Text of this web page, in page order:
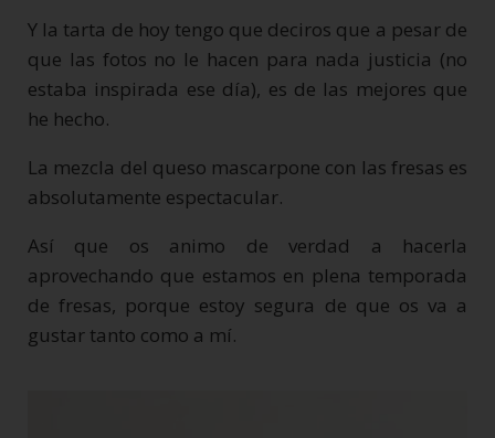
Y la tarta de hoy tengo que deciros que a pesar de
que las fotos no le hacen para nada justicia (no
estaba inspirada ese día), es de las mejores que
he hecho.
La mezcla del queso mascarpone con las fresas es
absolutamente espectacular.
Así que os animo de verdad a hacerla
aprovechando que estamos en plena temporada
de fresas, porque estoy segura de que os va a
gustar tanto como a mí.